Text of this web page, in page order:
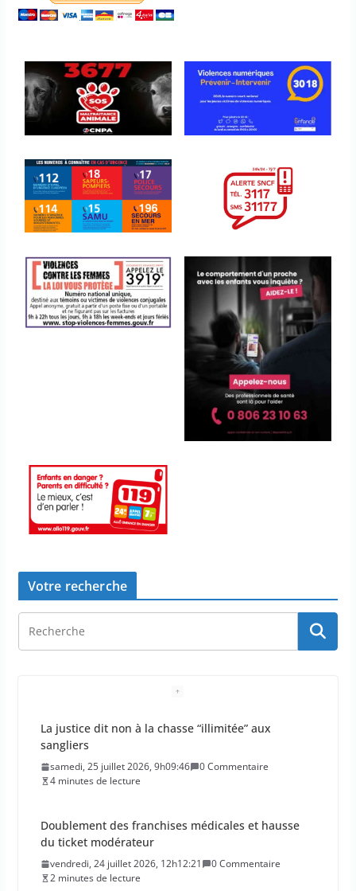
Votre recherche
Doublement des franchises médicales et hausse
du ticket modérateur
vendredi, 24 juillet 2026, 12h12:21
0 Commentaire
2 minutes de lecture
Emmanuel Macron demande l’activation du
mécanisme de protection civile de l’UE, face aux
incendies
vendredi, 24 juillet 2026, 11h11:08